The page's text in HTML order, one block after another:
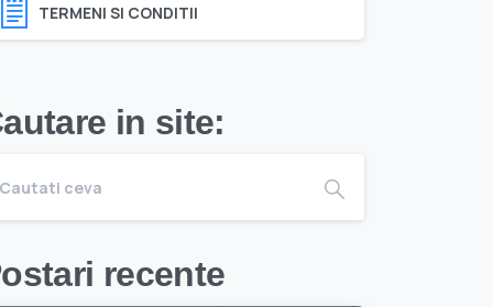
TERMENI SI CONDITII
in site:
recente